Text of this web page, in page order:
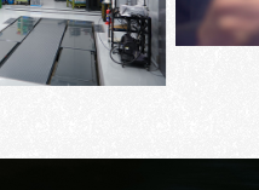
の力持ちという感
」というのは、
安心材料になりま
実習を組み合わせた
ということがあっ
る中で故障を見つ
ができました。そ
職を決めました。
のは、先輩テクニ
。MINIだけに限ら
。多くの人にとっ